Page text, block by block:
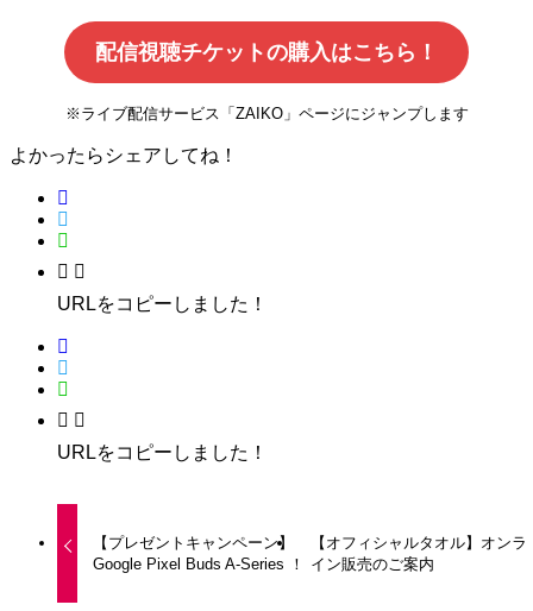
配信視聴チケットの購入はこちら！
※ライブ配信サービス「ZAIKO」ページにジャンプします
よかったらシェアしてね！
URLをコピーしました！
URLをコピーしました！
【プレゼントキャンペーン】
Google Pixel Buds A-Series ！
【オフィシャルタオル】オンラ
イン販売のご案内